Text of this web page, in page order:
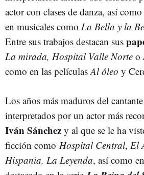
actor con clases de danza, así
en musicales como La Bella y la
Entre sus trabajos destacan sus
La mirada, Hospital Valle Norte o
como en las películasAl óleo y
Los años más maduros del cantante
interpretados por un actor más
Iván Sánchez y al que se le ha
ficción como Hospital Central, El
Hispania, La Leyenda, así como